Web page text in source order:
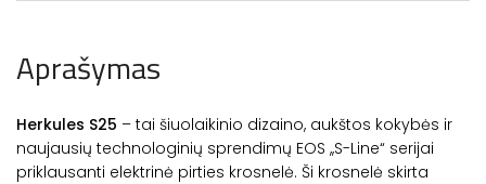
Aprašymas
Herkules S25 – tai šiuolaikinio dizaino, aukštos kokybės ir
naujausių technologinių sprendimų EOS ,,S-Line“ serijai
priklausanti elektrinė pirties krosnelė. Ši krosnelė skirta